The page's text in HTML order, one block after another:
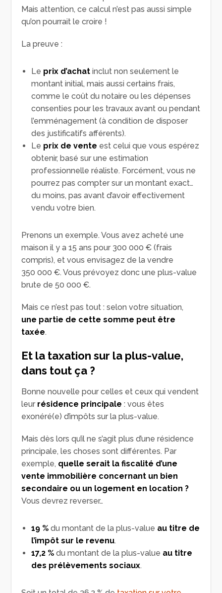
Mais attention, ce calcul n’est pas aussi simple
qu’on pourrait le croire !
La preuve :
Le prix d’achat inclut non seulement le
montant initial, mais aussi certains frais,
comme le coût du notaire ou les dépenses
consenties pour les travaux avant ou pendant
l’emménagement (à condition de disposer
des justificatifs afférents).
Le prix de vente est celui que vous espérez
obtenir, basé sur une estimation
professionnelle réaliste. Forcément, vous ne
pourrez pas compter sur un montant exact…
du moins, pas avant d’avoir effectivement
vendu votre bien.
Prenons un exemple. Vous avez acheté une
maison il y a 15 ans pour 300 000 € (frais
compris), et vous envisagez de la vendre
350 000 €. Vous prévoyez donc une plus-value
brute de 50 000 €.
Mais ce n’est pas tout : selon votre situation,
une partie de cette somme peut être
taxée.
Et la taxation sur la plus-value,
dans tout ça ?
Bonne nouvelle pour celles et ceux qui vendent
leur résidence principale : vous êtes
exonéré(e) d’impôts sur la plus-value.
Mais dès lors qu’il ne s’agit plus d’une résidence
principale, les choses sont différentes. Par
exemple, quelle serait la fiscalité d’une
vente immobilière concernant un bien
secondaire ou un logement en location ?
Vous devrez reverser…
19 % du montant de la plus-value au titre de
l’impôt sur le revenu.
17,2 % du montant de la plus-value au titre
des prélèvements sociaux.